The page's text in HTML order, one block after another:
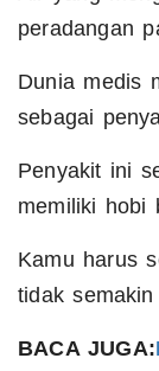
peradangan
Dunia medis
sebagai
Penyakit ini
memiliki hobi
Kamu harus
tidak
BACA JUGA: